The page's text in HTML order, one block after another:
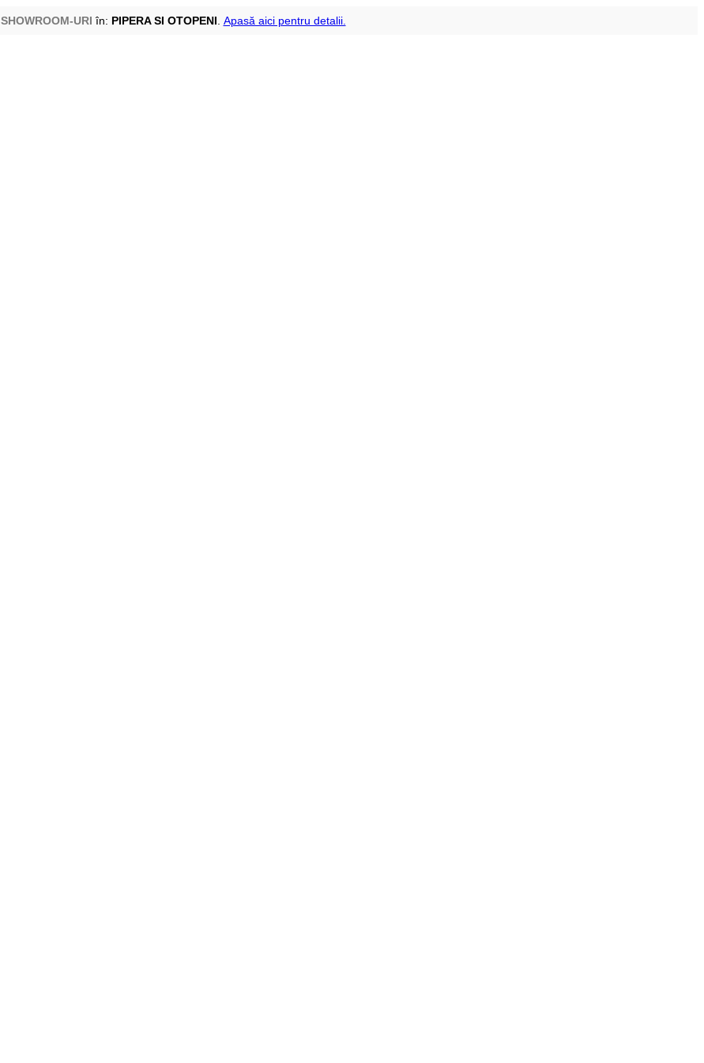
SHOWROOM-URI în: PIPERA SI OTOPENI Apasă aici pentru detalii.